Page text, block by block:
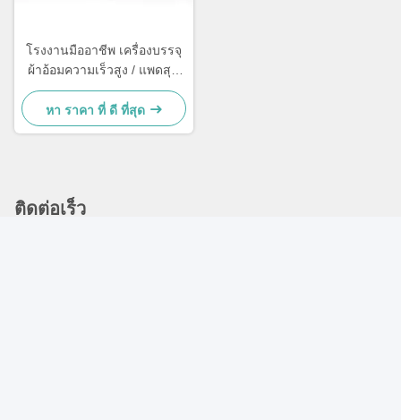
โรงงานมืออาชีพ เครื่องบรรจุ
ผ้าอ้อมความเร็วสูง / แพดสุข
อนามัย
หา ราคา ที่ ดี ที่สุด
ติดต่อเร็ว